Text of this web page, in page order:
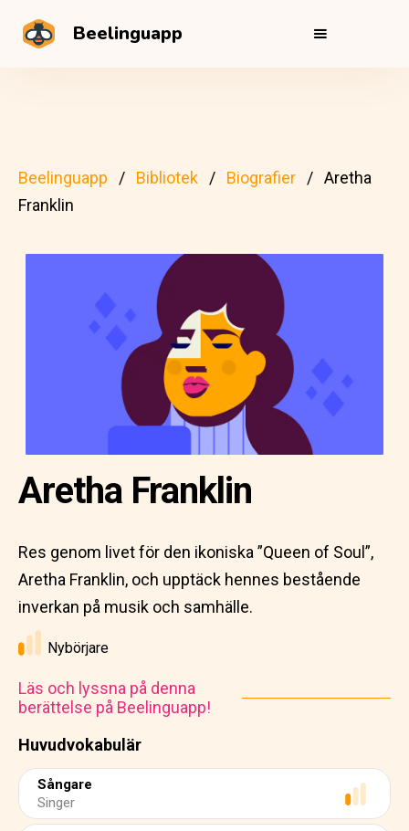
Beelinguapp
Beelinguapp Bibliotek Biografier
Aretha
Franklin
Huvudvokabulär
Sångare
Singer
Aretha Franklin
Res genom livet för den ikoniska ”Queen of Soul”,
Aretha Franklin, och upptäck hennes bestående
inverkan på musik och samhälle.
Nybörjare
Läs och lyssna på denna
berättelse på Beelinguapp!